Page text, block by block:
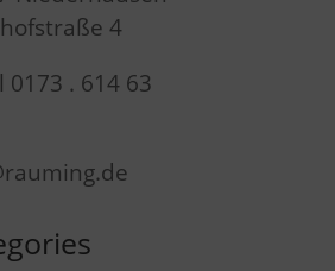
4
0173 . 614 63